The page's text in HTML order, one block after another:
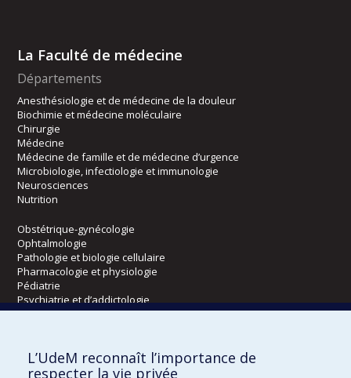
La Faculté de médecine
Départements
Anesthésiologie et de médecine de la douleur
Biochimie et médecine moléculaire
Chirurgie
Médecine
Médecine de famille et de médecine d’urgence
Microbiologie, infectiologie et immunologie
Neurosciences
Nutrition
Obstétrique-gynécologie
Ophtalmologie
Pathologie et biologie cellulaire
Pharmacologie et physiologie
Pédiatrie
Psychiatrie et d’addictologie
Radiologie, radio-oncologie et médecine nucléaire
Écoles
L’UdeM reconnaît l’importance de
respecter la vie privée